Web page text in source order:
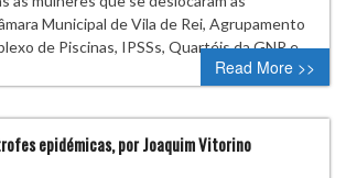
Municipal de Vila de Rei, Agrupamento
de Piscinas, IPSSs, Quartéis da GNR e…
Read More >>
epidémicas, por Joaquim Vitorino